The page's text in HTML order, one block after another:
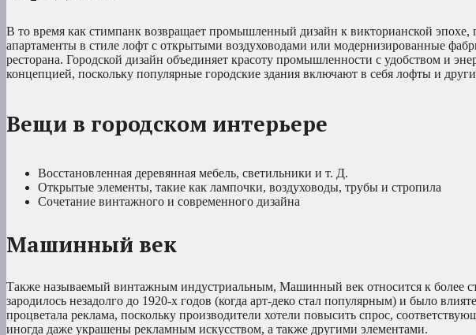
В то время как стимпанк возвращает промышленный дизайн к викторианской эпохе,
апартаменты в стиле лофт с открытыми воздуховодами или модернизированные
ресторана. Городской дизайн объединяет красоту промышленности с удобством и
концепцией, поскольку популярные городские здания включают в себя лофты и
Вещи в городском интерьере
Восстановленная деревянная мебель, светильники и т. Д.
Открытые элементы, такие как лампочки, воздуховоды, трубы и стропила
Сочетание винтажного и современного дизайна
Машинный век
Также называемый винтажным индустриальным, Машинный век относится к более
зародилось незадолго до 1920-х годов (когда арт-деко стал популярным) и было
процветала реклама, поскольку производители хотели повысить спрос,
иногда даже украшены рекламным искусством, а также другими элементами.